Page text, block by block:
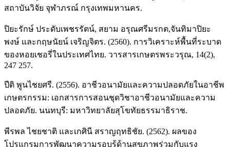
สถาบันวิจัย จุฬาภรณ์ กรุงเทพมหานคร.
ปิยะรักษ์ ประดับเพชรรัตน์, สยาม อรุณศรีมรกต,จันทิมาปิยะ
พงษ์ และกฤษนัยน์ เจริญจิตร. (2560). การวิเคราะห์พื้นที่ระบาด
ของหอยเชอรี่ในประเทศไทย. วารสารเกษตรพระวรุณ, 14(2),
247 257.
ปีติ พูนไชยศรี. (2556). อาชีวอนามัยและความปลอดภัยในอาชีพ
เกษตรกรรม: เอกสารการสอนชุดวิชาอาชีวอนามัยและความ
ปลอดภัย. นนทบุรี: มหาวิทยาลัยสุโขทัยธรรมาธิราช.
พีรพล ไชยชาติ และเกศินี สราญฤทธิชัย. (2562). ผลของ
โปรแกรมการพัฒนาความรอบรู้ด้านสุขภาพร่วมกับแรง